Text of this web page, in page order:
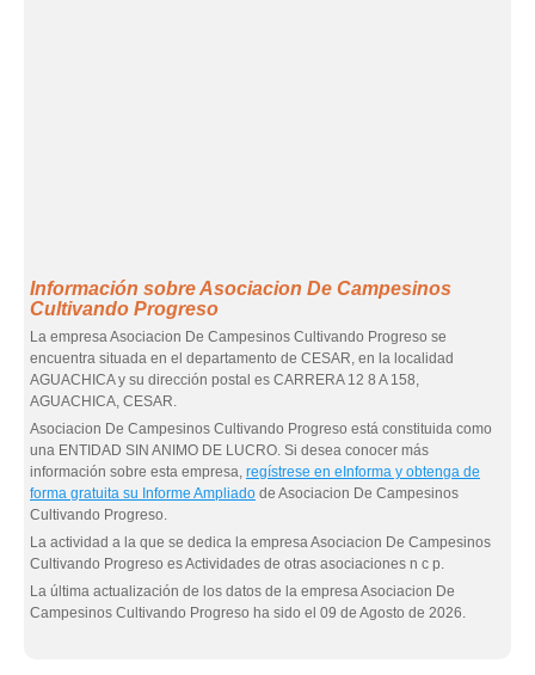
Información sobre Asociacion De Campesinos
Cultivando Progreso
La empresa Asociacion De Campesinos Cultivando Progreso se
encuentra situada en el departamento de CESAR, en la localidad
AGUACHICA y su dirección postal es CARRERA 12 8 A 158,
AGUACHICA, CESAR.
Asociacion De Campesinos Cultivando Progreso está constituida como
una ENTIDAD SIN ANIMO DE LUCRO. Si desea conocer más
información sobre esta empresa, regístrese en eInforma y obtenga de
forma gratuita su Informe Ampliado de Asociacion De Campesinos
Cultivando Progreso.
La actividad a la que se dedica la empresa Asociacion De Campesinos
Cultivando Progreso es Actividades de otras asociaciones n c p.
La última actualización de los datos de la empresa Asociacion De
Campesinos Cultivando Progreso ha sido el 09 de Agosto de 2026.